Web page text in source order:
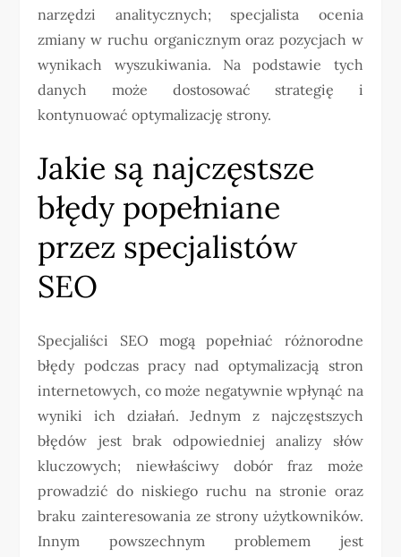
narzędzi analitycznych; specjalista ocenia
zmiany w ruchu organicznym oraz pozycjach w
wynikach wyszukiwania. Na podstawie tych
danych może dostosować strategię i
kontynuować optymalizację strony.
Jakie są najczęstsze
błędy popełniane
przez specjalistów
SEO
Specjaliści SEO mogą popełniać różnorodne
błędy podczas pracy nad optymalizacją stron
internetowych, co może negatywnie wpłynąć na
wyniki ich działań. Jednym z najczęstszych
błędów jest brak odpowiedniej analizy słów
kluczowych; niewłaściwy dobór fraz może
prowadzić do niskiego ruchu na stronie oraz
braku zainteresowania ze strony użytkowników.
Innym powszechnym problemem jest